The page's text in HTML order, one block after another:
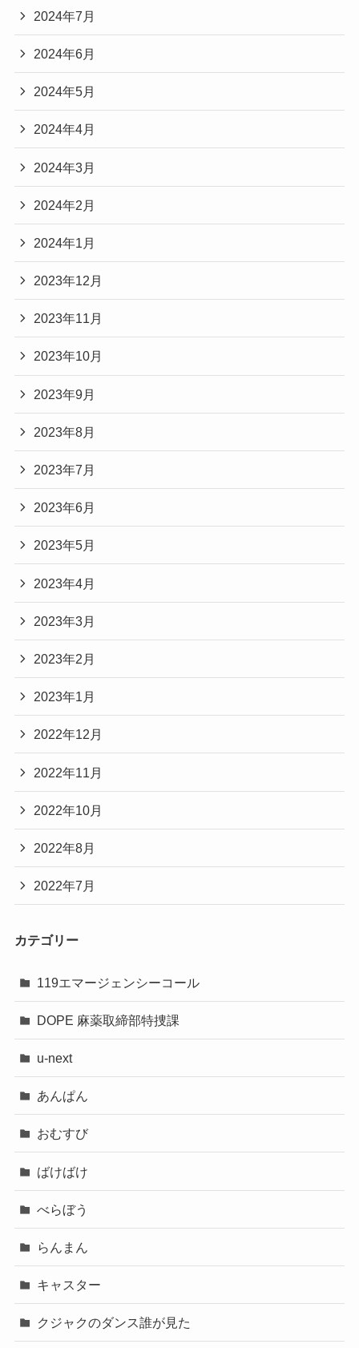
2024年7月
2024年6月
2024年5月
2024年4月
2024年3月
2024年2月
2024年1月
2023年12月
2023年11月
2023年10月
2023年9月
2023年8月
2023年7月
2023年6月
2023年5月
2023年4月
2023年3月
2023年2月
2023年1月
2022年12月
2022年11月
2022年10月
2022年8月
2022年7月
カテゴリー
119エマージェンシーコール
DOPE 麻薬取締部特捜課
u-next
あんぱん
おむすび
ばけばけ
べらぼう
らんまん
キャスター
クジャクのダンス誰が見た